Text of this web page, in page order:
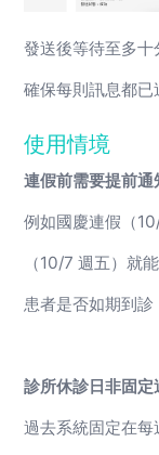
發送後等待至多十
確保每則訊息都已
使用情境
連假前需要提前通
例如國慶連假（
（10/7 週五）就
患者是否如期到診
診所休診日非固定
過去系統固定在